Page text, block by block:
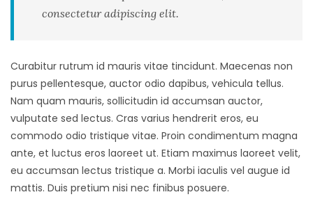
consectetur adipiscing elit.
Curabitur rutrum id mauris vitae tincidunt. Maecenas non
purus pellentesque, auctor odio dapibus, vehicula tellus.
Nam quam mauris, sollicitudin id accumsan auctor,
vulputate sed lectus. Cras varius hendrerit eros, eu
commodo odio tristique vitae. Proin condimentum magna
ante, et luctus eros laoreet ut. Etiam maximus laoreet velit,
eu accumsan lectus tristique a. Morbi iaculis vel augue id
mattis. Duis pretium nisi nec finibus posuere.